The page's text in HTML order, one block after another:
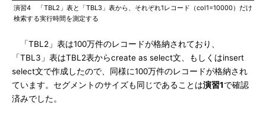
演習4 「TBL2」表と「TBL3」表から、それぞれ1レコード（col1=10000）だけ
検索する実行時間を測定する
「TBL2」表は100万件のレコードが格納されており、
「TBL3」表はTBL2表からcreate as select文、もしくはinsert
select文で作成したので、同様に100万件のレコードが格納され
ています。セグメントのサイズも同じであることは演習1で確認
済みでした。